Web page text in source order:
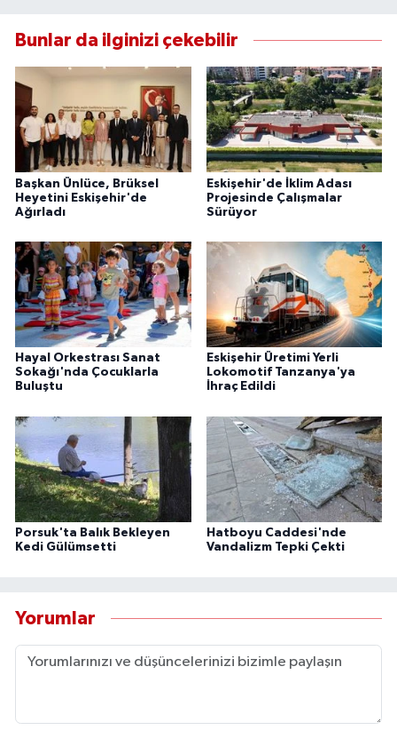
Bunlar da ilginizi çekebilir
Başkan Ünlüce, Brüksel
Heyetini Eskişehir'de
Ağırladı
Eskişehir'de İklim Adası
Projesinde Çalışmalar
Sürüyor
Hayal Orkestrası Sanat
Sokağı'nda Çocuklarla
Buluştu
Eskişehir Üretimi Yerli
Lokomotif Tanzanya'ya
İhraç Edildi
Porsuk'ta Balık Bekleyen
Kedi Gülümsetti
Hatboyu Caddesi'nde
Vandalizm Tepki Çekti
Yorumlar